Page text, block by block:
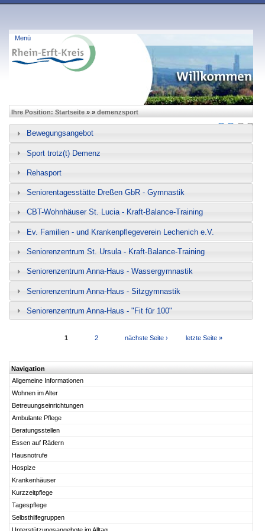
Hauptmenü
Menü
PflegeDB Rhein-Erft-Kreis
Lesehilfen:
Sie sind hier
Ihre Position: Startseite »»demenzsport
Bewegungsangebot
Sport trotz(t) Demenz
Rehasport
Seniorentagesstätte Dreßen GbR - Gymnastik
CBT-Wohnhäuser St. Lucia - Kraft-Balance-Training
Ev. Familien - und Krankenpflegeverein Lechenich e.V.
Seniorenzentrum St. Ursula - Kraft-Balance-Training
Seniorenzentrum Anna-Haus - Wassergymnastik
Seniorenzentrum Anna-Haus - Sitzgymnastik
Seniorenzentrum Anna-Haus - "Fit für 100"
1
2 nächste Seite › letzte Seite »
Navigation
Allgemeine Informationen
Wohnen im Alter
Betreuungseinrichtungen
Ambulante Pflege
Beratungsstellen
Essen auf Rädern
Hausnotrufe
Hospize
Krankenhäuser
Kurzzeitpflege
Tagespflege
Selbsthilfegruppen